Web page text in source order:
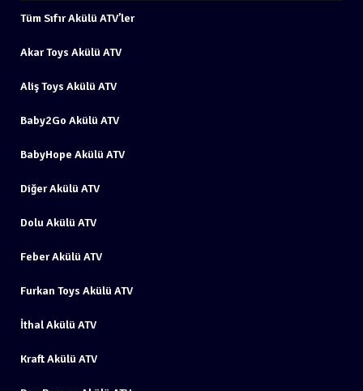
Tüm Sıfır Akülü ATV’ler
Akar Toys Akülü ATV
Aliş Toys Akülü ATV
Baby2Go Akülü ATV
BabyHope Akülü ATV
Diğer Akülü ATV
Dolu Akülü ATV
Feber Akülü ATV
Furkan Toys Akülü ATV
İthal Akülü ATV
Kraft Akülü ATV